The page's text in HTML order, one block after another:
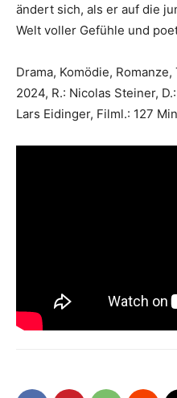
ändert sich, als er auf die
Welt voller Gefühle und
Drama, Komödie,
2024, R.: Nicolas Steiner,
Lars Eidinger, Filml.: 127